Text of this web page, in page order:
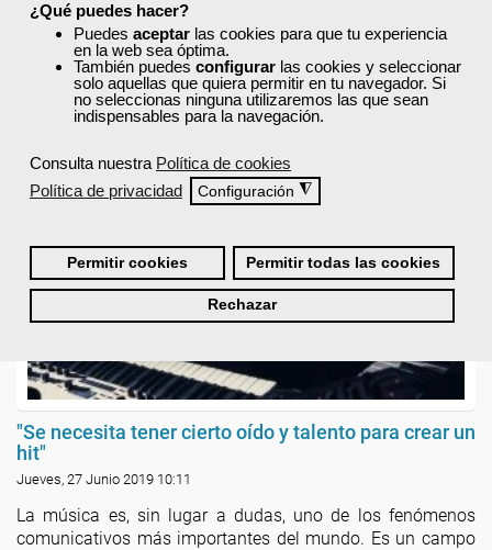
¿Qué puedes hacer?
Puedes aceptar las cookies para que tu experiencia
en la web sea óptima.
También puedes configurar las cookies y seleccionar
solo aquellas que quiera permitir en tu navegador. Si
no seleccionas ninguna utilizaremos las que sean
indispensables para la navegación.
Consulta nuestra Política de cookies
Política de privacidad
Configuración ◮
Permitir cookies Permitir todas las cookies
Rechazar
"Se necesita tener cierto oído y talento para crear un
hit"
Jueves, 27 Junio 2019 10:11
La música es, sin lugar a dudas, uno de los fenómenos
comunicativos más importantes del mundo. Es un campo